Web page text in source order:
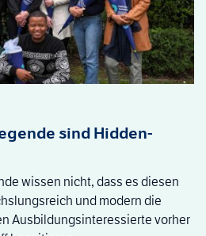
sind Hidden-
wissen nicht, dass es diesen
und modern die
Ausbildungsinteressierte vorher